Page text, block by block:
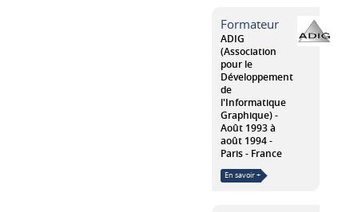
Formateur
ADIG
(Association
pour le
Développement
de
l'Informatique
Graphique)
Août 1993 à
août 1994
Paris
France
En savoir +